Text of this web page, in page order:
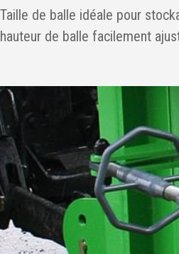
Taille de balle idéale pour
hauteur de balle facilement